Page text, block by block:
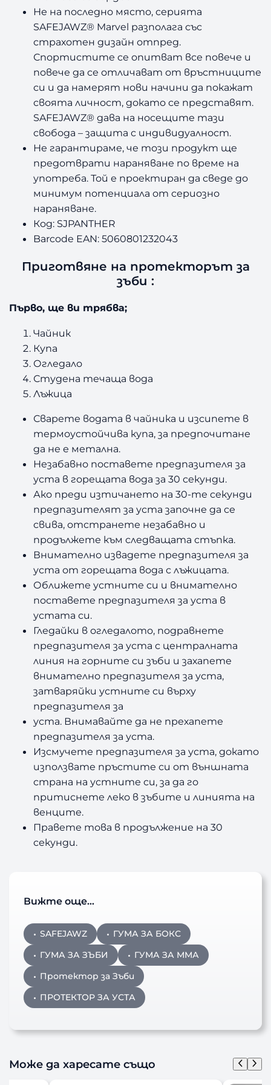
Не на последно място, серията
SAFEJAWZ® Marvel разполага със
страхотен дизайн отпред.
Спортистите се опитват все повече и
повече да се отличават от връстниците
си и да намерят нови начини да покажат
своята личност, докато се представят.
SAFEJAWZ® дава на носещите тази
свобода – защита с индивидуалност.
Не гарантираме, че този продукт ще
предотврати нараняване по време на
употреба. Той е проектиран да сведе до
минимум потенциала от сериозно
нараняване.
Код: SJPANTHER
Barcode EAN: 5060801232043
Приготвяне на протекторът за
зъби :
Първо, ще ви трябва;
Чайник
Купа
Огледало
Студена течаща вода
Лъжица
Сварете водата в чайника и изсипете в
термоустойчива купа, за предпочитане
да не е метална.
Незабавно поставете предпазителя за
уста в горещата вода за 30 секунди.
Ако преди изтичането на 30-те секунди
предпазителят за уста започне да се
свива, отстранете незабавно и
продължете към следващата стъпка.
Внимателно извадете предпазителя за
уста от горещата вода с лъжицата.
Оближете устните си и внимателно
поставете предпазителя за уста в
устата си.
Гледайки в огледалото, подравнете
предпазителя за уста с централната
линия на горните си зъби и захапете
внимателно предпазителя за уста,
затваряйки устните си върху
предпазителя за
уста. Внимавайте да не прехапете
предпазителя за уста.
Изсмучете предпазителя за уста, докато
използвате пръстите си от външната
страна на устните си, за да го
притиснете леко в зъбите и линията на
венците.
Правете това в продължение на 30
секунди.
Вижте още…
SAFEJAWZ
ГУМА ЗА БОКС
ГУМА ЗА ЗЪБИ
ГУМА ЗА ММА
Протектор за Зъби
ПРОТЕКТОР ЗА УСТА
Може да харесате също